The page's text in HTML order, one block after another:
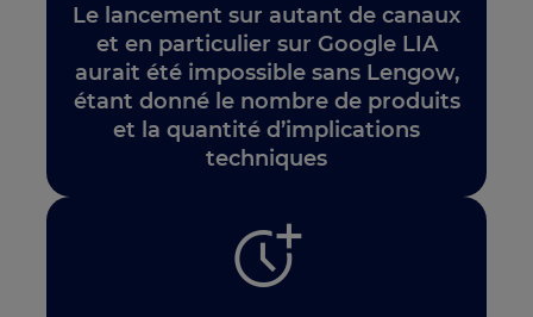
Le lancement sur autant de canaux
et en particulier sur Google LIA
aurait été impossible sans Lengow,
étant donné le nombre de produits
et la quantité d’implications
techniques